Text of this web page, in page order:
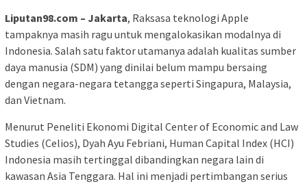
Liputan98.com – Jakarta, Raksasa teknologi Apple
tampaknya masih ragu untuk mengalokasikan modalnya di
Indonesia. Salah satu faktor utamanya adalah kualitas sumber
daya manusia (SDM) yang dinilai belum mampu bersaing
dengan negara-negara tetangga seperti Singapura, Malaysia,
dan Vietnam.
Menurut Peneliti Ekonomi Digital Center of Economic and Law
Studies (Celios), Dyah Ayu Febriani, Human Capital Index (HCI)
Indonesia masih tertinggal dibandingkan negara lain di
kawasan Asia Tenggara. Hal ini menjadi pertimbangan serius